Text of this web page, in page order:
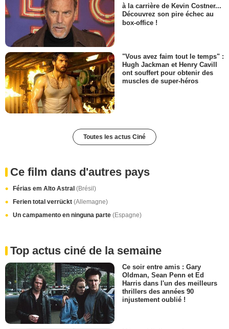
à la carrière de Kevin Costner...
Découvrez son pire échec au
box-office !
"Vous avez faim tout le temps" :
Hugh Jackman et Henry Cavill
ont souffert pour obtenir des
muscles de super-héros
Toutes les actus Ciné
Ce film dans d'autres pays
Férias em Alto Astral (Brésil)
Ferien total verrückt (Allemagne)
Un campamento en ninguna parte (Espagne)
Top actus ciné de la semaine
Ce soir entre amis : Gary
Oldman, Sean Penn et Ed
Harris dans l'un des meilleurs
thrillers des années 90
injustement oublié !